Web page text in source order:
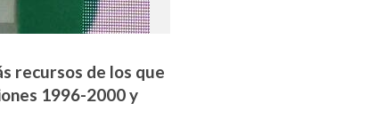
recursos de los que
1996-2000 y